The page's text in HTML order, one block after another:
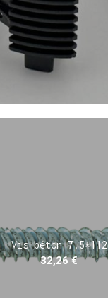
Vis béton 7.5*112
32,26€